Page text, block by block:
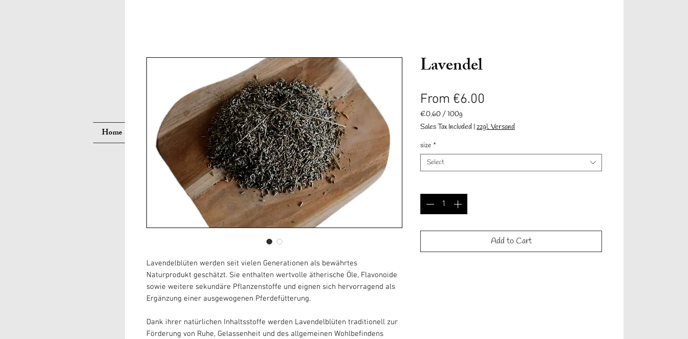
Home Neue Seite Neue Seite Neue Seite Neue Seite Geschenkkarte Neue Seite Informationen
Lavendelblüten werden seit vielen Generationen als bewährtes
Naturprodukt geschätzt. Sie enthalten wertvolle ätherische Öle, Flavonoide
sowie weitere sekundäre Pflanzenstoffe und eignen sich hervorragend als
Ergänzung einer ausgewogenen Pferdefütterung.
Dank ihrer natürlichen Inhaltsstoffe werden Lavendelblüten traditionell zur
Förderung von Ruhe, Gelassenheit und des allgemeinen Wohlbefindens
Lavendel
From €6.00
€0.60/100g
€0.60
per
100
Grams
Sales Tax Included | zzgl. Versand
size *
Select
Add to Cart